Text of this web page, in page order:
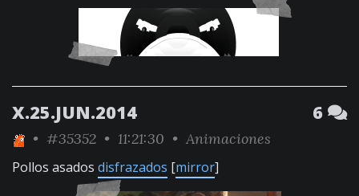
X.25.JUN.2014 6
• #35352 • 11:21:30 • Animaciones
Pollos asados disfrazados [mirror]